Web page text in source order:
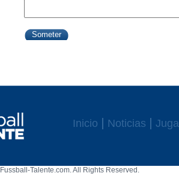
Inicio Noticias
Talente.com. All Rights Reserved.